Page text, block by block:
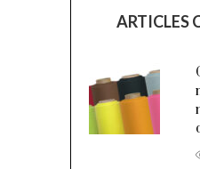
ARTICLES